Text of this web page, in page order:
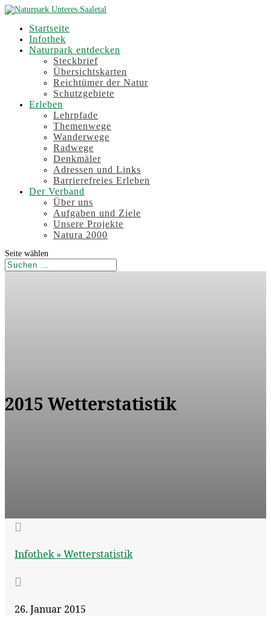
Startseite
Infothek
Naturpark entdecken
Steckbrief
Übersichtskarten
Reichtümer der Natur
Schutzgebiete
Erleben
Lehrpfade
Themenwege
Wanderwege
Radwege
Denkmäler
Adressen und Links
Barrierefreies Erleben
Der Verband
Über uns
Aufgaben und Ziele
Unsere Projekte
Natura 2000
Seite wählen
2015 Wetterstatistik

Infothek » Wetterstatistik

26. Januar 2015